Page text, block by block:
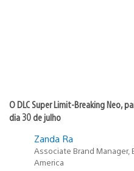
O DLC Super Limit-Breaking Neo,
dia 30 de julho
Zanda Ra
Associate Brand Manager,
America